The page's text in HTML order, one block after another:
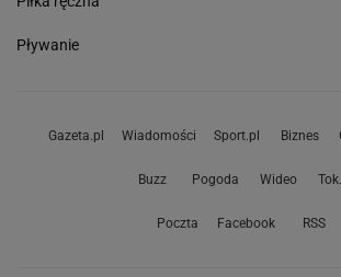
Pływanie
Gazeta.pl Wiadomości Sport.pl Biznes
Buzz Pogoda Wideo
Poczta Facebook RSS